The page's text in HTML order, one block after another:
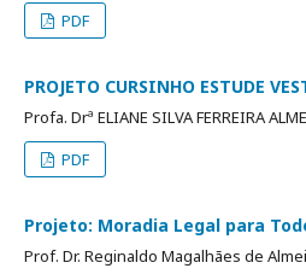
PDF
PROJETO CURSINHO ESTUDE
Profa. Drª ELIANE SILVA FERREIRA
PDF
Projeto: Moradia Legal para
Prof. Dr. Reginaldo Magalhães de